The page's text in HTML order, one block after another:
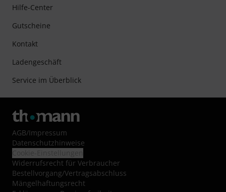
Hilfe-Center
Gutscheine
Kontakt
Ladengeschäft
Service im Überblick
AGB/Impressum
Datenschutzhinweise
Widerrufsrecht für Verbraucher
Bestellvorgang/Vertragsabschluss
Mängelhaftungsrecht